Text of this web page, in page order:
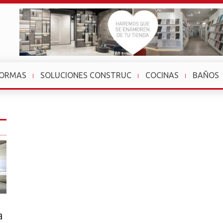
SOLUCIONES CONSTRUC COCINAS BAÑOS